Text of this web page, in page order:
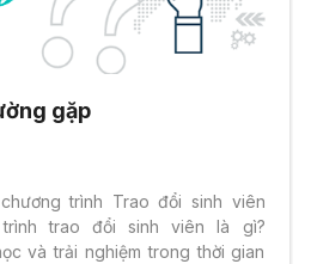
gặp
trình Trao đổi sinh viên
trình trao đổi sinh viên là gì?
và trải nghiệm trong thời gian